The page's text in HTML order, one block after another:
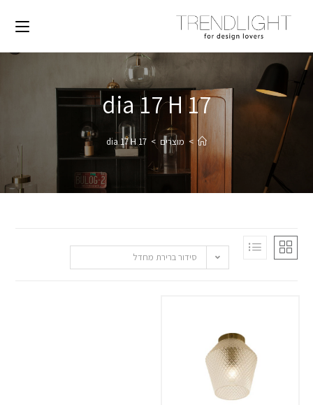
dia 17 H 17
> מוצרים >
dia 17 H 17
סידור ברירת מחדל